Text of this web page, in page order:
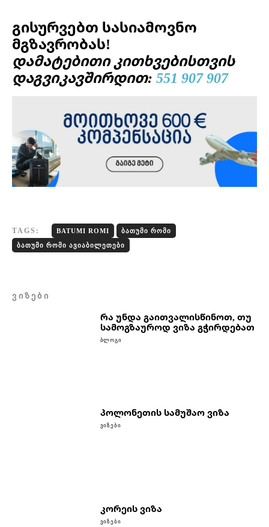
გისურვებთ სასიამოვნო
მგზავრობას!
დამატებითი კითხვებისთვის
დაგვიკავშირდით: 551 907 907
TAGS: BATUMI ROMI
ᲑᲐᲗᲣᲛᲘ ᲠᲝᲛᲘ
ᲑᲐᲗᲣᲛᲘ ᲠᲝᲛᲘ ᲐᲕᲘᲐᲑᲘᲚᲔᲗᲔᲑᲘ
ᲕᲘᲖᲔᲑᲘ
რა უნდა გაითვალისწინოთ, თუ
სამოგზაუროდ ვიზა გჭირდებათ
ᲑᲚᲝᲒᲘ
პოლონეთის სამუშაო ვიზა
ᲕᲘᲖᲔᲑᲘ
კორეის ვიზა
ᲕᲘᲖᲔᲑᲘ